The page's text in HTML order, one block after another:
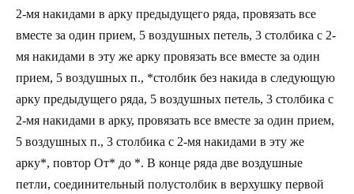
2-мя накидами в арку предыдущего ряда, провязать все
вместе за один прием, 5 воздушных петель, 3 столбика с 2-
мя накидами в эту же арку провязать все вместе за один
прием, 5 воздушных п., *столбик без накида в следующую
арку предыдущего ряда, 5 воздушных петель, 3 столбика с
2-мя накидами в арку, провязать все вместе за один прием,
5 воздушных п., 3 столбика с 2-мя накидами в эту же
арку*, повтор От* до *. В конце ряда две воздушные
петли, соединительный полустолбик в верхушку первой